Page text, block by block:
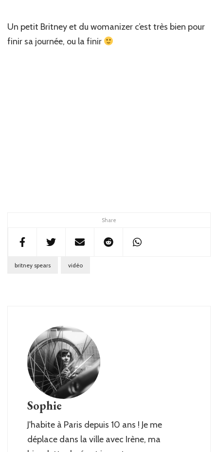
booty
Share
Un petit Britney et du womanizer c’est très bien pour
finir sa journée, ou la finir
britney spears vidéo
Sophie
J'habite à Paris depuis 10 ans ! Je me
déplace dans la ville avec Irène, ma